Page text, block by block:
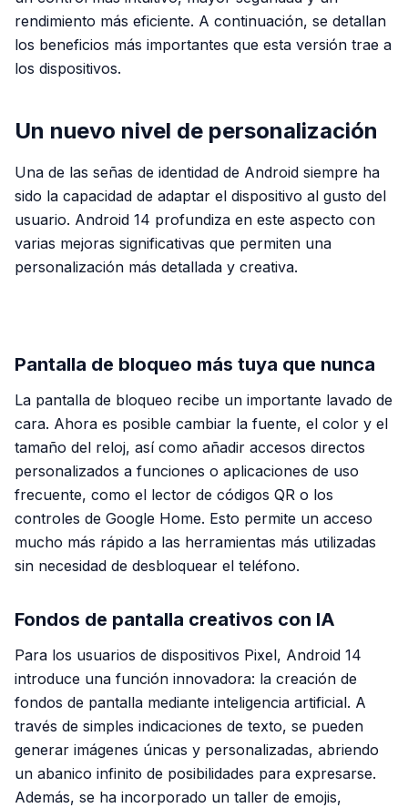
rendimiento más eficiente. A continuación, se detallan
los beneficios más importantes que esta versión trae a
los dispositivos.
Un nuevo nivel de personalización
Una de las señas de identidad de Android siempre ha
sido la capacidad de adaptar el dispositivo al gusto del
usuario. Android 14 profundiza en este aspecto con
varias mejoras significativas que permiten una
personalización más detallada y creativa.
Pantalla de bloqueo más tuya que nunca
La pantalla de bloqueo recibe un importante lavado de
cara. Ahora es posible cambiar la fuente, el color y el
tamaño del reloj, así como añadir accesos directos
personalizados a funciones o aplicaciones de uso
frecuente, como el lector de códigos QR o los
controles de Google Home. Esto permite un acceso
mucho más rápido a las herramientas más utilizadas
sin necesidad de desbloquear el teléfono.
Fondos de pantalla creativos con IA
Para los usuarios de dispositivos Pixel, Android 14
introduce una función innovadora: la creación de
fondos de pantalla mediante inteligencia artificial. A
través de simples indicaciones de texto, se pueden
generar imágenes únicas y personalizadas, abriendo
un abanico infinito de posibilidades para expresarse.
Además, se ha incorporado un taller de emojis,